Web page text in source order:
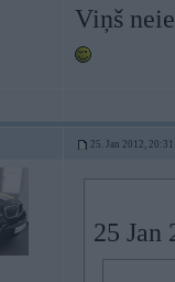
Viņš
25. Jan 2012, 20:31
25 Jan